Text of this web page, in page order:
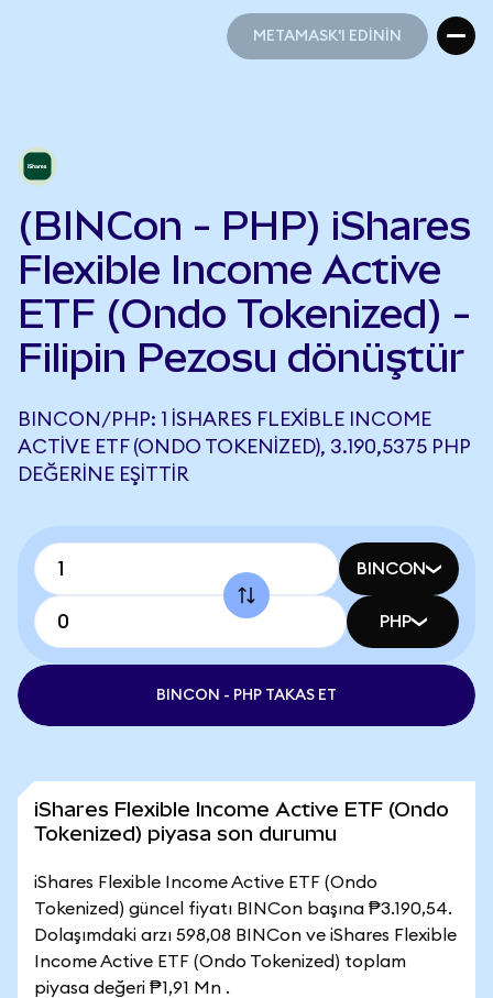
METAMASK'I EDİNİN
(BINCon - PHP) iShares
Flexible Income Active
ETF (Ondo Tokenized) -
Filipin Pezosu dönüştür
BINCON/PHP: 1 ISHARES FLEXIBLE INCOME
ACTIVE ETF (ONDO TOKENIZED), 3.190,5375 PHP
DEĞERINE EŞITTIR
BINCON
PHP
BINCON - PHP TAKAS ET
iShares Flexible Income Active ETF (Ondo
Tokenized) piyasa son durumu
iShares Flexible Income Active ETF (Ondo
Tokenized) güncel fiyatı BINCon başına ₱3.190,54.
Dolaşımdaki arzı 598,08 BINCon ve iShares Flexible
Income Active ETF (Ondo Tokenized) toplam
piyasa değeri ₱1,91 Mn .